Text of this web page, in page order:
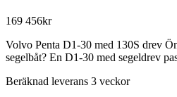
169 456kr
Volvo Penta D1-30 med 130S drev
segelbåt? En D1-30 med segeldrev
Beräknad leverans 3 veckor